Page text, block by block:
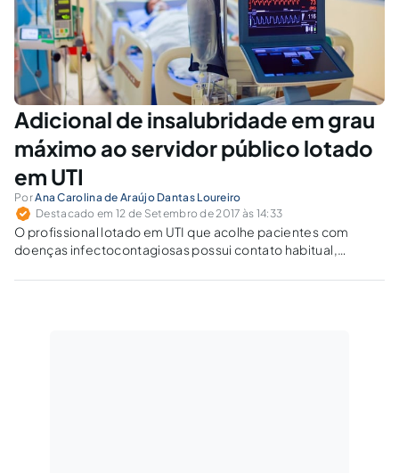
Adicional de insalubridade em grau
máximo ao servidor público lotado
em UTI
PorAna Carolina de Araújo Dantas Loureiro
Destacado em 12 de Setembro de 2017 às 14:33
O profissional lotado em UTI que acolhe pacientes com
doenças infectocontagiosas possui contato habitual,
causadores de tais doenças infectocontagiosas – o que